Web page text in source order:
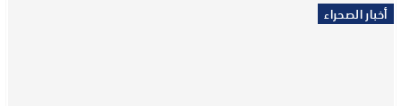
أخبار الصحراء